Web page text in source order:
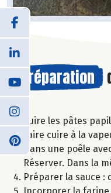
Préparation
Cuire les pâtes
Faire cuire à la
Dans une poêle
Réserver. Dans la
Préparer la sauce :